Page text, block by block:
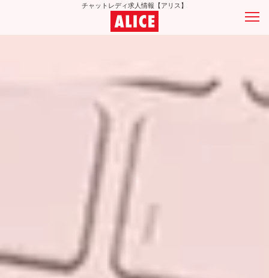
チャットレディ求人情報【アリス】